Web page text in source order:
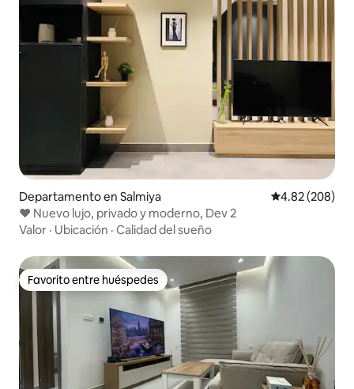
Departamento en Salmiya Calificación
4.82 (208)
♥️ Nuevo lujo, privado y moderno, Dev 2
Valor · Ubicación · Calidad del sueño
Favorito entre huéspedes
Favorito entre huéspedes